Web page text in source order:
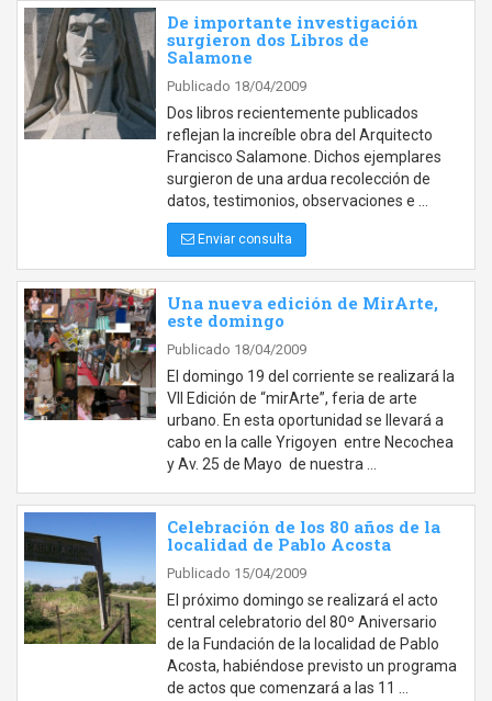
De importante investigación
surgieron dos Libros de
Salamone
Publicado 18/04/2009
Dos libros recientemente publicados
reflejan la increíble obra del Arquitecto
Francisco Salamone. Dichos ejemplares
surgieron de una ardua recolección de
datos, testimonios, observaciones e …
Enviar consulta
Una nueva edición de MirArte,
este domingo
Publicado 18/04/2009
El domingo 19 del corriente se realizará la
VII Edición de “mirArte”, feria de arte
urbano. En esta oportunidad se llevará a
cabo en la calle Yrigoyen entre Necochea
y Av. 25 de Mayo de nuestra …
Celebración de los 80 años de la
localidad de Pablo Acosta
Publicado 15/04/2009
El próximo domingo se realizará el acto
central celebratorio del 80º Aniversario
de la Fundación de la localidad de Pablo
Acosta, habiéndose previsto un programa
de actos que comenzará a las 11 …